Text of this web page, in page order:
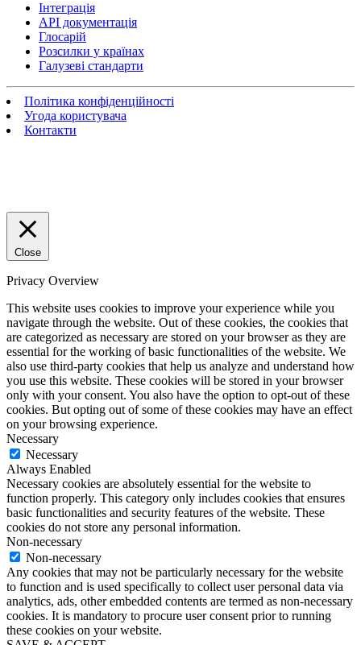
Інтеграція
API документація
Глосарій
Розсилки у країнах
Галузеві стандарти
Політика конфіденційності
Угода користувача
Контакти
Close
Privacy Overview
This website uses cookies to improve your experience while you
navigate through the website. Out of these cookies, the cookies that
are categorized as necessary are stored on your browser as they are
essential for the working of basic functionalities of the website. We
also use third-party cookies that help us analyze and understand how
you use this website. These cookies will be stored in your browser
only with your consent. You also have the option to opt-out of these
cookies. But opting out of some of these cookies may have an effect
on your browsing experience.
Necessary
Necessary
Always Enabled
Necessary cookies are absolutely essential for the website to
function properly. This category only includes cookies that ensures
basic functionalities and security features of the website. These
cookies do not store any personal information.
Non-necessary
Non-necessary
Any cookies that may not be particularly necessary for the website
to function and is used specifically to collect user personal data via
analytics, ads, other embedded contents are termed as non-necessary
cookies. It is mandatory to procure user consent prior to running
these cookies on your website.